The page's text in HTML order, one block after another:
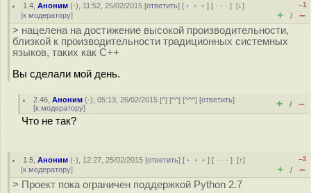
1.4 ,Аноним (-), 11:52, 25/02/2015 [ответить] [ ﹢﹢﹢] [ · · ·][↓]
[к модератору]
–1
+ / –
> нацелена на достижение высокой производительности,
близкой к производительности традиционных системных
языков, таких как C++
Вы сделали мой день.
2.46 ,Аноним (-), 05:13, 26/02/2015 [^] [^^] [^^^] [ответить]
[к модератору] + / –
Что не так?
1.5 ,Аноним (-), 12:27, 25/02/2015 [ответить] [ ﹢﹢﹢] [ · · ·][↑]
[к модератору]
–2
+ / –
> Проект пока ограничен поддержкой Python 2.7